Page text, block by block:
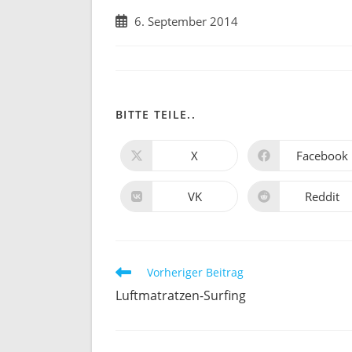
Beitrag6. September 2014
BITTE TEILE..
Öffnet
neuen
Fenster
X Öffnet
neuen
Fenster
Facebook
Öffnet
VK Öffnet
Reddit
Weitere
Artikel
ansehen
Vorheriger Beitrag
Luftmatratzen-Surfing